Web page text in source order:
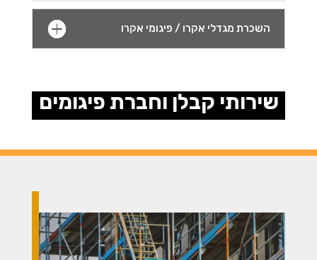
השכרת מגדלי אקרו / פיגומי אקרו
שירותי קבלן וחברת פיגומים